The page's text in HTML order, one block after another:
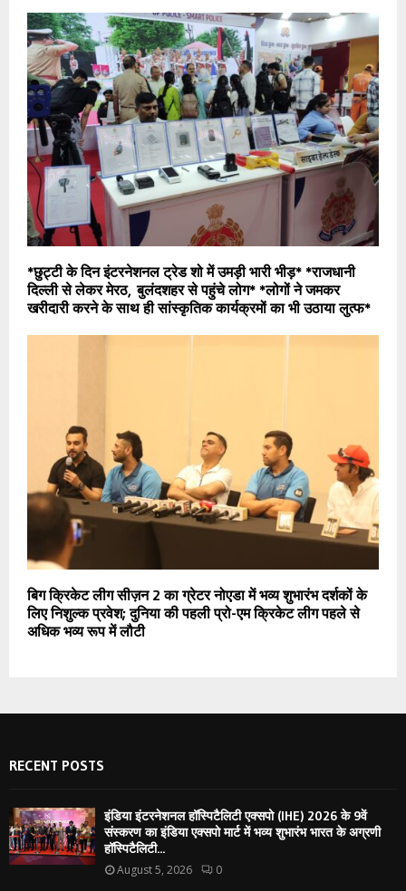
*छुट्टी के दिन इंटरनेशनल ट्रेड शो में उमड़ी भारी भीड़* *राजधानी
दिल्‍ली से लेकर मेरठ, बुलंदशहर से पहुंचे लोग* *लोगों ने जमकर
खरीदारी करने के साथ ही सांस्‍कृतिक कार्यक्रमों का भी उठाया लुत्‍फ*
बिग क्रिकेट लीग सीज़न 2 का ग्रेटर नोएडा में भव्य शुभारंभ दर्शकों के
लिए निशुल्क प्रवेश; दुनिया की पहली प्रो-एम क्रिकेट लीग पहले से
अधिक भव्य रूप में लौटी
RECENT POSTS
इंडिया इंटरनेशनल हॉस्पिटैलिटी एक्सपो (IHE) 2026 के 9वें
संस्करण का इंडिया एक्सपो मार्ट में भव्य शुभारंभ भारत के अग्रणी
हॉस्पिटैलिटी...
August 5, 2026 0